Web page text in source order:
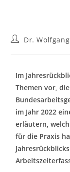
Dr.
Im
Themen vor,
im Jahr 2022
erläutern,
für die Praxis